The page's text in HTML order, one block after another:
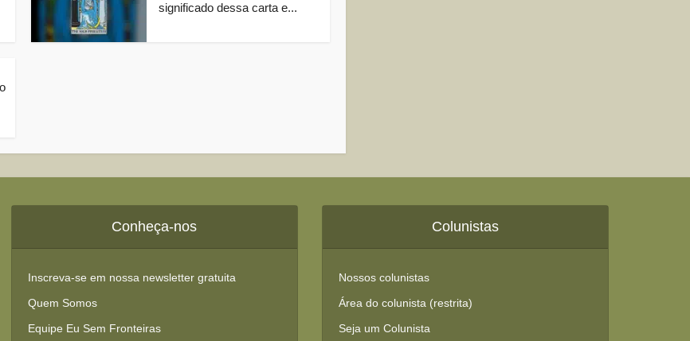
significado dessa carta e...
Conheça-nos
Inscreva-se em nossa newsletter gratuita
Quem Somos
Equipe Eu Sem Fronteiras
Colunistas
Nossos colunistas
Área do colunista (restrita)
Seja um Colunista